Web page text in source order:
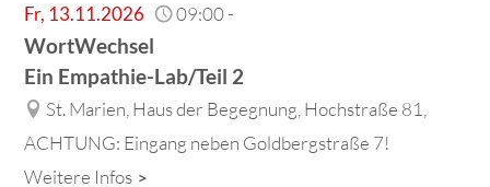
Fr, 13.11.2026 09:00-
WortWechsel
Ein Empathie-Lab/Teil 2
St. Marien, Haus der Begegnung, Hochstraße 81,
ACHTUNG: Eingang neben Goldbergstraße 7!
Weitere Infos